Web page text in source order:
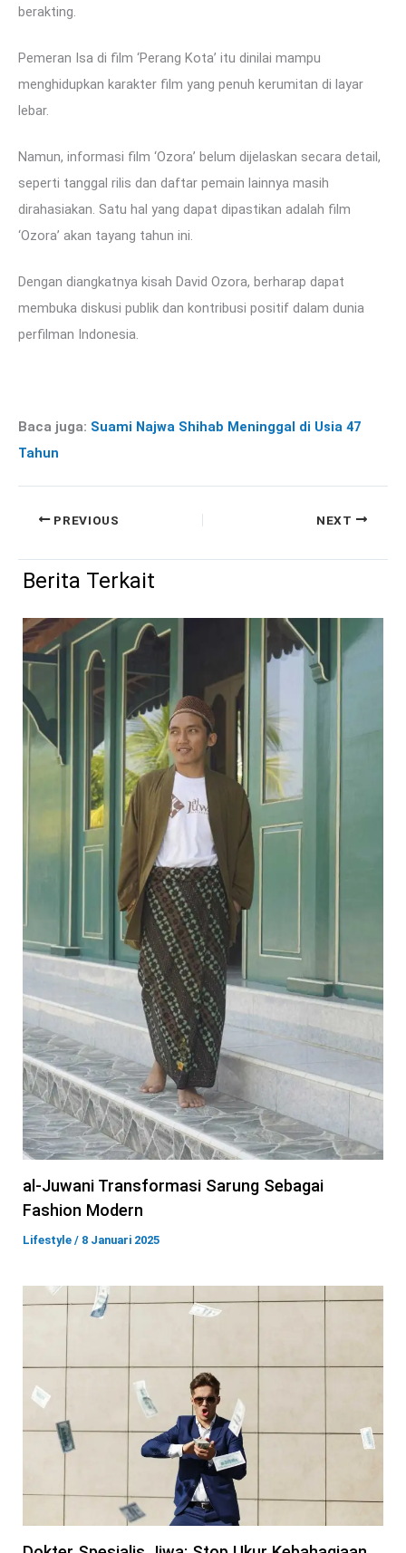
berakting.
Pemeran Isa di film ‘Perang Kota’ itu dinilai mampu
menghidupkan karakter film yang penuh kerumitan di layar
lebar.
Namun, informasi film ‘Ozora’ belum dijelaskan secara detail,
seperti tanggal rilis dan daftar pemain lainnya masih
dirahasiakan. Satu hal yang dapat dipastikan adalah film
‘Ozora’ akan tayang tahun ini.
Dengan diangkatnya kisah David Ozora, berharap dapat
membuka diskusi publik dan kontribusi positif dalam dunia
perfilman Indonesia.
Baca juga: Suami Najwa Shihab Meninggal di Usia 47
Tahun
PREVIOUS NEXT
Berita Terkait
al-Juwani Transformasi Sarung Sebagai
Fashion Modern
Lifestyle / 8 Januari 2025